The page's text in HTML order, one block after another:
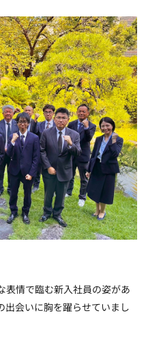
表情で臨む新入社員の姿があ
出会いに胸を躍らせていまし